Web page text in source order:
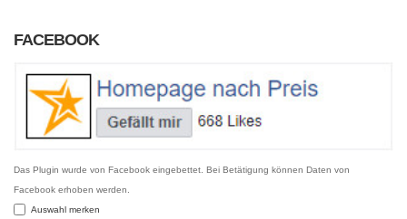
FACEBOOK
Das Plugin wurde von Facebook eingebettet. Bei Betätigung können Daten von
Facebook erhoben werden.
Auswahl merken